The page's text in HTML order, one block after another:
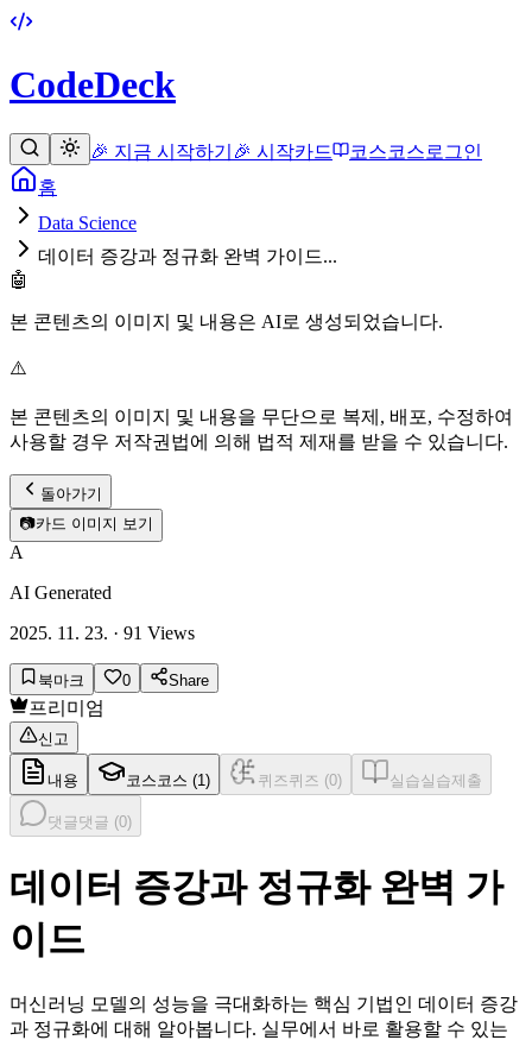
CodeDeck
🎉 지금 시작하기 🎉 시작카드 코스코스로그인
홈
Data Science
데이터 증강과 정규화 완벽 가이드...
🤖
본 콘텐츠의 이미지 및 내용은 AI로 생성되었습니다.
⚠️
본 콘텐츠의 이미지 및 내용을 무단으로 복제, 배포, 수정하여
사용할 경우 저작권법에 의해 법적 제재를 받을 수 있습니다.
돌아가기
📷카드 이미지 보기
A
AI Generated
2025. 11. 23. · 91 Views
북마크 0 Share
프리미엄
신고
내용 코스 코스 (1 ) 퀴즈퀴즈 (0) 실습실습제출
댓글댓글 (0)
데이터 증강과 정규화 완벽 가
이드
머신러닝 모델의 성능을 극대화하는 핵심 기법인 데이터 증강
과 정규화에 대해 알아봅니다. 실무에서 바로 활용할 수 있는